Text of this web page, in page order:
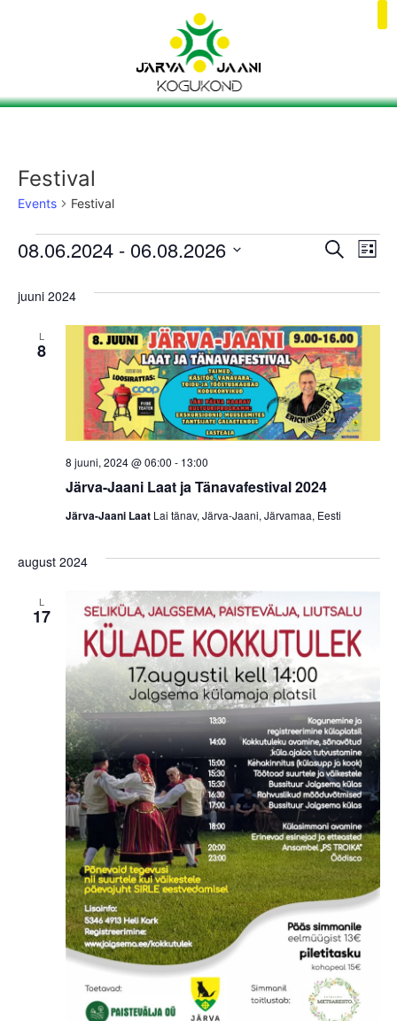
Festival
Events Festival
and
Search
List
08.06.2024 - 06.08.2026
juuni 2024
L
8
Järva-Jaani Laat ja Tänavafestival 2024
8 juuni, 2024 @ 06:00 - 13:00
Järva-Jaani Laat Lai tänav, Järva-Jaani, Järvamaa, Eesti
august 2024
L
17